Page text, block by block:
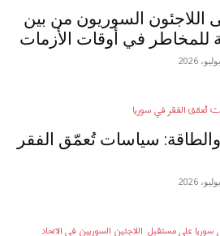
اللاجئون السوريون من بين
للمخاطر في أوقات الأزمات
سياسات تُعمّق الفقر